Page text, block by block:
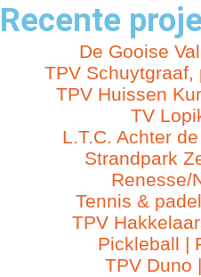
Recente
De Gooise
TPV Schuytgraaf,
TPV Huissen
TV
L.T.C. Achter
Strandpark
Renesse/
Tennis &
TPV
Pickleball |
TPV Duno